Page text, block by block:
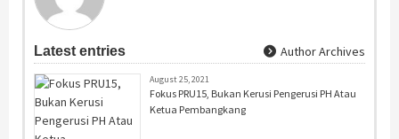
Latest entries Author Archives
August 25, 2021
Fokus PRU15, Bukan Kerusi Pengerusi PH Atau
Ketua Pembangkang